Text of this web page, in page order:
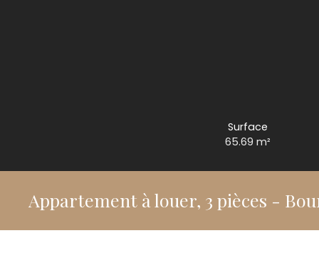
Surface
65.69m²
Appartement à louer, 3 pièces -